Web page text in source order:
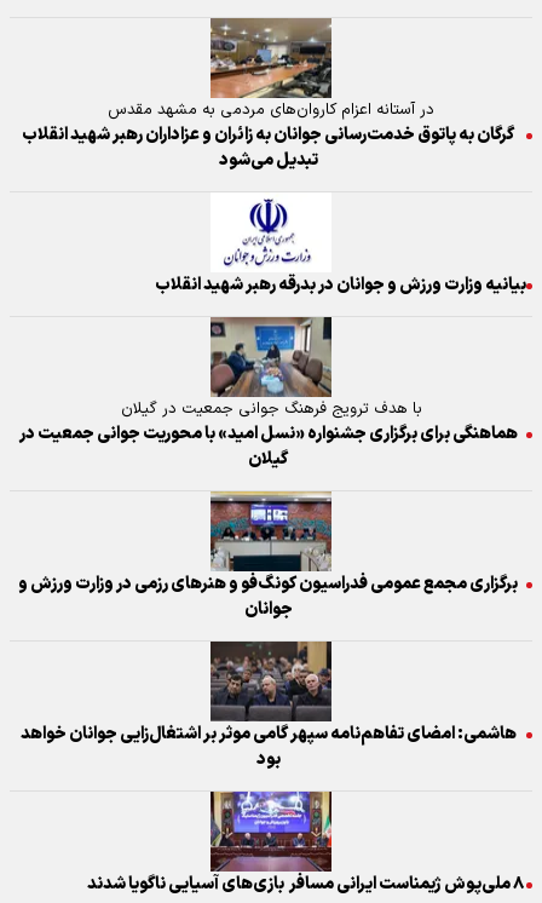
در آستانه اعزام کاروان‌های مردمی به مشهد مقدس
گرگان به پاتوق خدمت‌رسانی جوانان به زائران و عزاداران رهبر شهید انقلاب
تبدیل می‌شود
بیانیه وزارت ورزش و جوانان در بدرقه رهبر شهید انقلاب
با هدف ترویج فرهنگ جوانی جمعیت در گیلان
هماهنگی برای برگزاری جشنواره «نسل امید» با محوریت جوانی جمعیت در
گیلان
برگزاری مجمع عمومی فدراسیون کونگ‌فو و هنر‌های رزمی در وزارت ورزش و
جوانان
هاشمی: امضای تفاهم‌نامه سپهر گامی موثر بر اشتغال‌زایی جوانان خواهد
بود